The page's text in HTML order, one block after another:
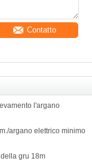
Contatto
l'argano
argano elettrico minimo
gru 18m